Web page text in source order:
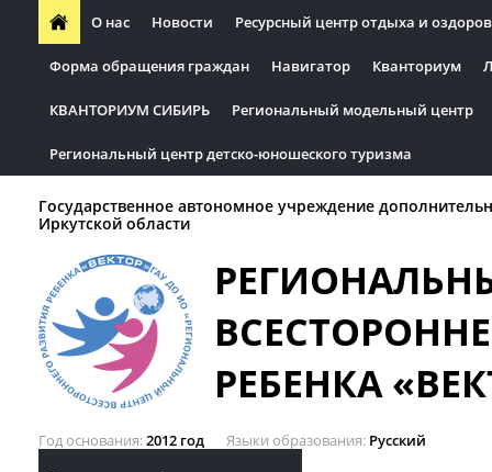
О нас Новости Ресурсный центр отдыха и
Форма обращения граждан Навигатор Кванториум
КВАНТОРИУМ СИБИРЬ Региональный модельный центр
Региональный центр детско-юношеского туризма
Государственное автономное учреждение
Иркутской области
РЕБЕНКА
Год основания 2012 год Языки образования Русский